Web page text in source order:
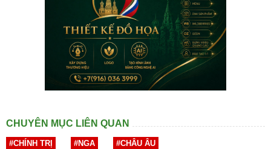
CHUYÊN MỤC LIÊN QUAN
#CHÍNH TRỊ #NGA #CHÂU ÂU